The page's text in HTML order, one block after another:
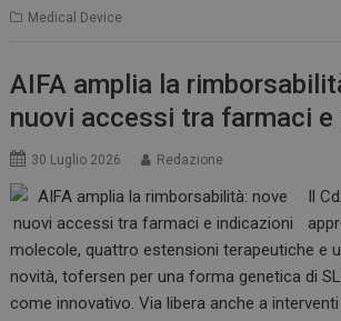
Medical Device
AIFA amplia la
nuovi accessi tra farmaci
30 Luglio 2026 Redazione
Il
molecole, quattro estensioni terapeutiche e
novità, tofersen per una forma genetica di
come innovativo. Via libera anche a
Google